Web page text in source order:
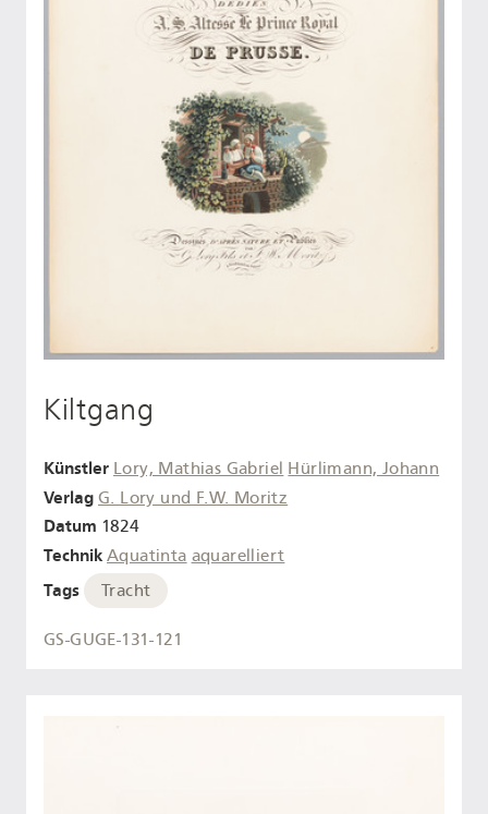
Kiltgang
Künstler Lory, Mathias Gabriel Hürlimann, Johann
Verlag G. Lory und F.W. Moritz
Datum 1824
Technik Aquatinta aquarelliert
Tags Tracht
GS-GUGE-131-121